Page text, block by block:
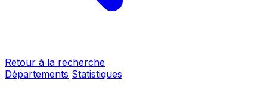
Retour à la recherche
Départements Statistiques